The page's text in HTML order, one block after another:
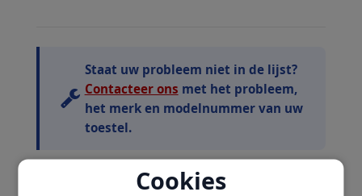
Cookies
Staat uw probleem niet in de lijst?
Contacteer ons met het probleem,
het merk en modelnummer van uw
toestel.
De duurtijd is indicatief en afhankelijk van de